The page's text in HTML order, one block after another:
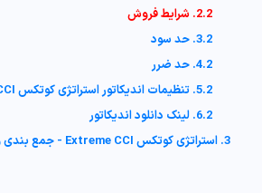
2.2. شرایط فروش
3.2. حد سود
4.2. حد ضرر
5.2. تنظیمات اندیکاتور استراتژی کوتکس Extreme CCI
6.2. لینک دانلود اندیکاتور
3. استراتژی کوتکس Extreme CCI - جمع بندی و نظر نویسنده